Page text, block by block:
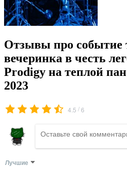
Отзывы про событие
вечеринка в честь
Prodigy на теплой
2023
4.5 /6
Лучшие